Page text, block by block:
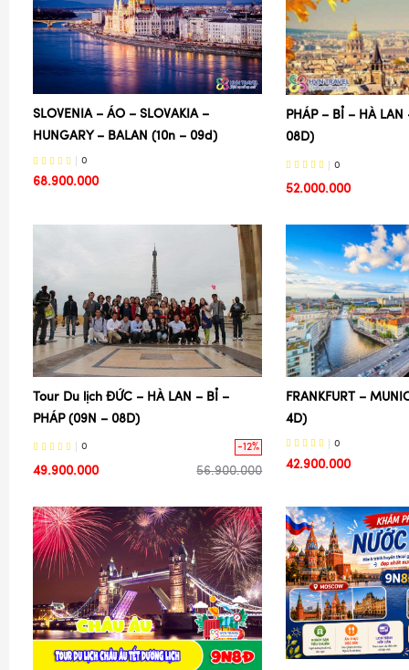
SLOVENIA – ÁO – SLOVAKIA –
HUNGARY – BALAN (10n – 09d)
0
68.900.000
PHÁP – BỈ – HÀ
08D)
0
52.000.000
Tour Du lịch ĐỨC – HÀ LAN – BỈ –
PHÁP (09N – 08D)
0 -12%
49.900.000 56.900.000
FRANKFURT –
4D)
0
42.900.000